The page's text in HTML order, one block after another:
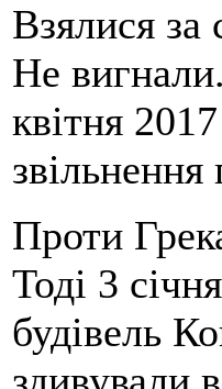
Взялися
Не
квітня
Проти
Тоді 3
будівель